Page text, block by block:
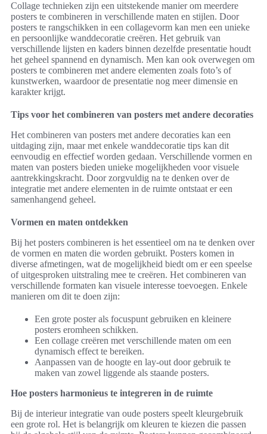
Collage technieken zijn een uitstekende manier om meerdere
posters te combineren in verschillende maten en stijlen. Door
posters te rangschikken in een collagevorm kan men een unieke
en persoonlijke wanddecoratie creëren. Het gebruik van
verschillende lijsten en kaders binnen dezelfde presentatie houdt
het geheel spannend en dynamisch. Men kan ook overwegen om
posters te combineren met andere elementen zoals foto’s of
kunstwerken, waardoor de presentatie nog meer dimensie en
karakter krijgt.
Tips voor het combineren van posters met andere decoraties
Het combineren van posters met andere decoraties kan een
uitdaging zijn, maar met enkele wanddecoratie tips kan dit
eenvoudig en effectief worden gedaan. Verschillende vormen en
maten van posters bieden unieke mogelijkheden voor visuele
aantrekkingskracht. Door zorgvuldig na te denken over de
integratie met andere elementen in de ruimte ontstaat er een
samenhangend geheel.
Vormen en maten ontdekken
Bij het posters combineren is het essentieel om na te denken over
de vormen en maten die worden gebruikt. Posters komen in
diverse afmetingen, wat de mogelijkheid biedt om er een speelse
of uitgesproken uitstraling mee te creëren. Het combineren van
verschillende formaten kan visuele interesse toevoegen. Enkele
manieren om dit te doen zijn:
Een grote poster als focuspunt gebruiken en kleinere
posters eromheen schikken.
Een collage creëren met verschillende maten om een
dynamisch effect te bereiken.
Aanpassen van de hoogte en lay-out door gebruik te
maken van zowel liggende als staande posters.
Hoe posters harmonieus te integreren in de ruimte
Bij de interieur integratie van oude posters speelt kleurgebruik
een grote rol. Het is belangrijk om kleuren te kiezen die passen